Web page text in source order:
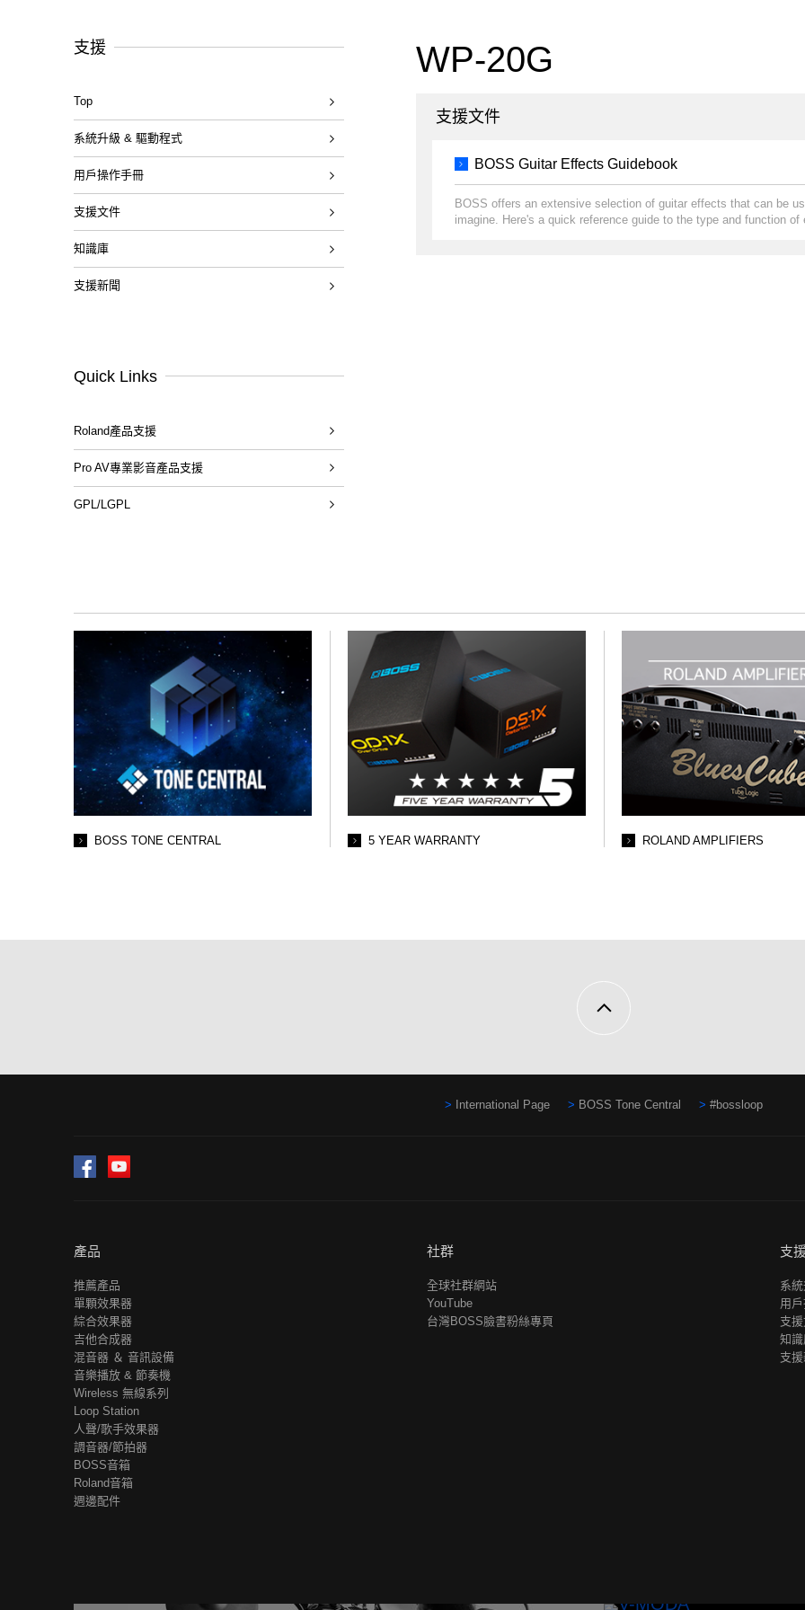
WP-20G
支援文件
BOSS Guitar Effects Guidebook
BOSS offers an extensive selection of guitar effects that can be
imagine. Here's a quick reference guide to the type and function of
支援
Top
系統升級 & 驅動程式
用戶操作手冊
支援文件
知識庫
支援新聞
Quick Links
Roland產品支援
Pro AV專業影音產品支援
GPL/LGPL
BOSS TONE CENTRAL 5 YEAR WARRANTY ROLAND AMPLIFIERS
International Page BOSS Tone Central #bossloop
Facebook
產品
推薦產品
單顆效果器
綜合效果器
吉他合成器
混音器 ＆ 音訊設備
音樂播放 & 節奏機
Wireless 無線系列
Loop Station
人聲/歌手效果器
調音器/節拍器
BOSS音箱
Roland音箱
週邊配件
社群
全球社群網站
YouTube
台灣BOSS臉書粉絲專頁
支
系
用
支
知
支